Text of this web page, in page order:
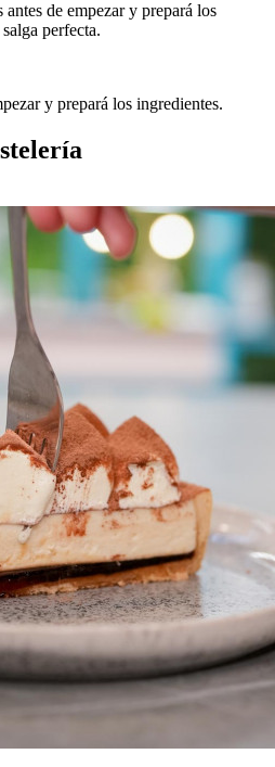
de empezar y prepará los
perfecta.
y prepará los ingredientes.